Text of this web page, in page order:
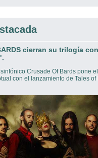
cierran su trilogía
Crusade Of Bards pone
con el lanzamiento de Tales of